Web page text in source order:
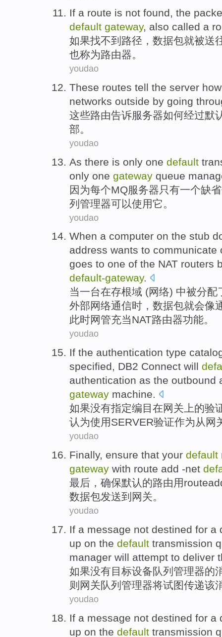
If a route is not found, the
default gateway, also called a
如果找不到 路径 ， 数据包就被送
也称为路由器。
youdao
These routes tell the server
networks outside by going
这些路由告诉服务器如何经过默
部。
youdao
As there is only one default
only one gateway queue
因为每个MQ服务器 只有一个缺省
列 管理器可以使用它 。
youdao
When a computer on the stub
address wants to communicate
goes to one of the NAT routers
default-gateway.
当一台在存根域 (网络) 中被分配
外部网络通信时， 数据包就会像
此时网管充当NAT路由器功能。
youdao
If the authentication type
specified, DB2 Connect will
authentication as the outbound
gateway machine.
如果没有指定编目在网关 上的验
认为使用SERVER验证作为 从 网
youdao
Finally, ensure that your default
gateway with route add -net
最后 ， 确保默认的路由用route
数据包发送到 网关。
youdao
If a message not destined for a
up on the default transmission
manager will attempt to deliver
如果没有目标设备队列 管理器的
则 网关队列管理器将试图传递该
youdao
If a message not destined for a
up on the default transmission